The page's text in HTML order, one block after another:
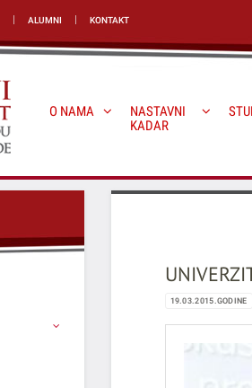
ALUMNI KONTAKT
O NAMA
NASTAVNI
KADAR
19.03.2015.GODINE